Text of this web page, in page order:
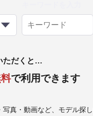
ただくと…
で利用できます
真・動画など、モデル探